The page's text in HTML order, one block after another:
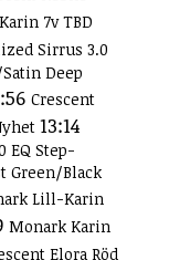
7v TBD
Sirrus 3.0
Deep
Crescent
13:14
EQ Step-
Green/Black
Lill-Karin
Monark Karin
Elora Röd